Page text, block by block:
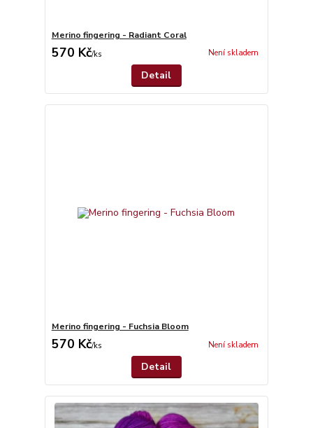
Merino fingering - Radiant Coral
570 Kč/ks Není skladem
Detail
Merino fingering - Fuchsia Bloom
570 Kč/ks Není skladem
Detail